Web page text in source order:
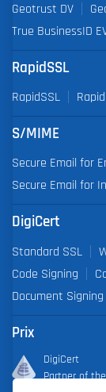
Geotrust DV
True BusinessID
RapidSSL
RapidSSL
S/MIME
Secure Email for
Secure Email for
DigiCert
Standard SSL
Code Signing
Document Signing
Prix
DigiCert
Partner of